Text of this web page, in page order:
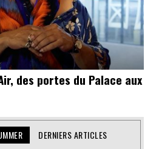
des portes du Palace aux
DERNIERS ARTICLES